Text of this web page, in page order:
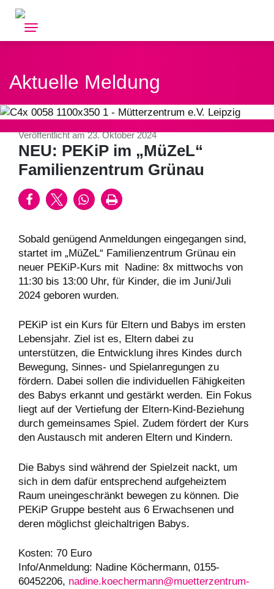
Skip
content
Aktuelle Meldung
Veröffentlicht am 23. Oktober 2024
NEU: PEKiP im „MüZeL“
Familienzentrum Grünau
Sobald genügend Anmeldungen eingegangen sind,
startet im „MüZeL“ Familienzentrum Grünau ein
neuer PEKiP-Kurs mit Nadine: 8x mittwochs von
11:30 bis 13:00 Uhr, für Kinder, die im Juni/Juli
2024 geboren wurden.
PEKiP ist ein Kurs für Eltern und Babys im ersten
Lebensjahr. Ziel ist es, Eltern dabei zu
unterstützen, die Entwicklung ihres Kindes durch
Bewegung, Sinnes- und Spielanregungen zu
fördern. Dabei sollen die individuellen Fähigkeiten
des Babys erkannt und gestärkt werden. Ein Fokus
liegt auf der Vertiefung der Eltern-Kind-Beziehung
durch gemeinsames Spiel. Zudem fördert der Kurs
den Austausch mit anderen Eltern und Kindern.
Die Babys sind während der Spielzeit nackt, um
sich in dem dafür entsprechend aufgeheiztem
Raum uneingeschränkt bewegen zu können. Die
PEKiP Gruppe besteht aus 6 Erwachsenen und
deren möglichst gleichaltrigen Babys.
Kosten: 70 Euro
Info/Anmeldung: Nadine Köchermann, 0155-
60452206, nadine.koechermann@muetterzentrum-